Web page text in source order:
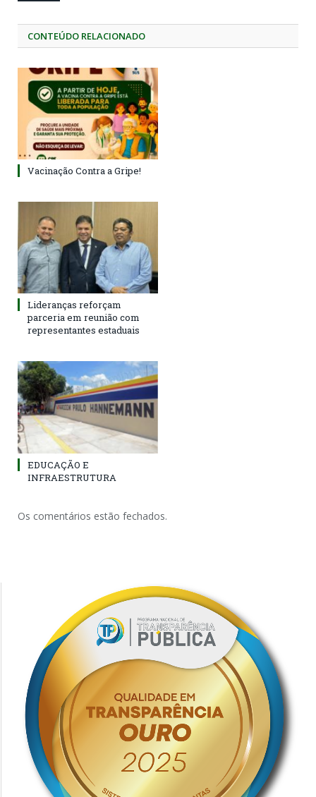
CONTEÚDO RELACIONADO
Vacinação Contra a Gripe!
Lideranças reforçam
parceria em reunião com
representantes estaduais
EDUCAÇÃO E
INFRAESTRUTURA
Os comentários estão fechados.